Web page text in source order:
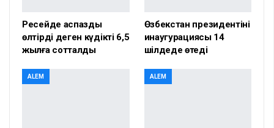
Ресейде аспазды
өлтірді деген күдікті 6,5
жылға сотталды
Өзбекстан президентінің
инаугурациясы 14
шілдеде өтеді
ALEM ALEM